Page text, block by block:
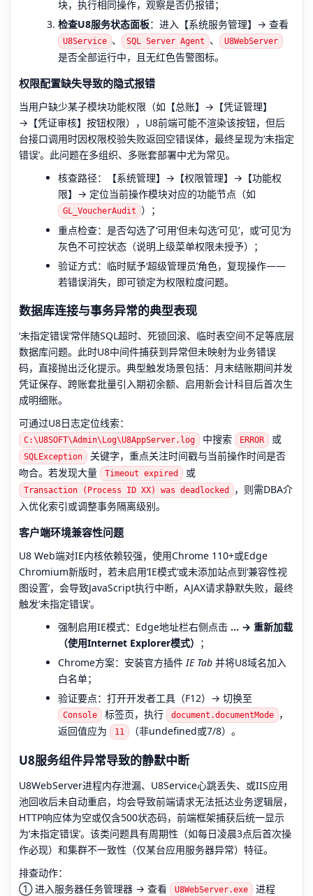
块，执行相同操作，观察是否仍报错；
检查U8服务状态面板：进入【系统服务管理】→ 查看
U8Service 、 SQL Server Agent 、 U8WebServer
是否全部运行中，且无红色告警图标。
权限配置缺失导致的隐式报错
当用户缺少某子模块功能权限（如【总账】→【凭证管理】
→【凭证审核】按钮权限），U8前端可能不渲染该按钮，但后
台接口调用时因权限校验失败返回空错误体，最终呈现为‘未指定
错误’。此问题在多组织、多账套部署中尤为常见。
核查路径：【系统管理】→【权限管理】→【功能权
限】→ 定位当前操作模块对应的功能节点（如
GL_VoucherAudit ）；
重点检查：是否勾选了‘可用’但未勾选‘可见’，或‘可见’为
灰色不可控状态（说明上级菜单权限未授予）；
验证方式：临时赋予‘超级管理员’角色，复现操作——
若错误消失，即可锁定为权限粒度问题。
数据库连接与事务异常的典型表现
‘未指定错误’常伴随SQL超时、死锁回滚、临时表空间不足等底层
数据库问题。此时U8中间件捕获到异常但未映射为业务错误
码，直接抛出泛化提示。典型触发场景包括：月末结账期间并发
凭证保存、跨账套批量引入期初余额、启用新会计科目后首次生
成明细账。
可通过U8日志定位线索：
C:\U8SOFT\Admin\Log\U8AppServer.log 中搜索 ERROR 或
SQLException
关键字，重点关注时间戳与当前操作时间是否
吻合。若发现大量
Timeout expired 或
Transaction (Process ID XX) was deadlocked
，则需DBA介
入优化索引或调整事务隔离级别。
客户端环境兼容性问题
U8 Web端对IE内核依赖较强，使用Chrome 110+或Edge
Chromium新版时，若未启用‘IE模式’或未添加站点到‘兼容性视
图设置’，会导致JavaScript执行中断，AJAX请求静默失败，最终
触发‘未指定错误’。
强制启用IE模式：Edge地址栏右侧点击 … → 重新加载
（使用Internet Explorer模式） ；
Chrome方案：安装官方插件IE Tab 并将U8域名加入
白名单；
验证要点：打开开发者工具（F12）→ 切换至
Console 标签页，执行 document.documentMode
，
返回值应为
11 （非undefined或7/8）。
U8服务组件异常导致的静默中断
U8WebServer进程内存泄漏、U8Service心跳丢失、或IIS应用
池回收后未自动重启，均会导致前端请求无法抵达业务逻辑层，
HTTP响应体为空或仅含500状态码，前端框架捕获后统一显示
为‘未指定错误’。该类问题具有周期性（如每日凌晨3点后首次操
作必现）和集群不一致性（仅某台应用服务器异常）特征。
排查动作：
① 进入服务器任务管理器 → 查看
U8WebServer.exe
进程